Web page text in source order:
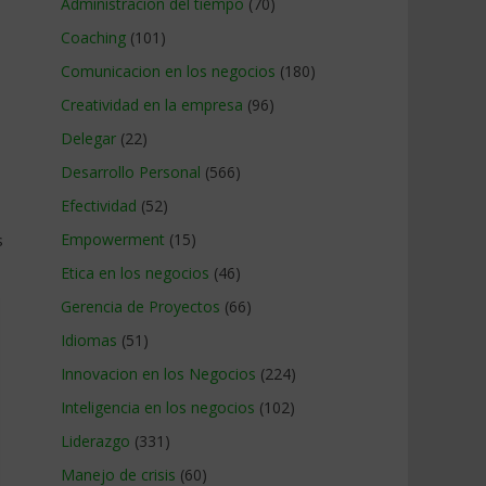
Coaching (101)
Comunicacion en los negocios (180)
Creatividad en la empresa (96)
Delegar (22)
Desarrollo Personal (566)
Efectividad (52)
Empowerment (15)
Etica en los negocios (46)
Gerencia de Proyectos (66)
Idiomas (51)
Innovacion en los Negocios (224)
Inteligencia en los negocios (102)
Liderazgo (331)
Manejo de crisis (60)